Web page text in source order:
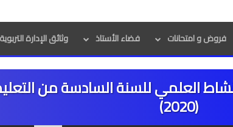
فروض و امتحانات فضاء الأستاذ وثائق الإدارة التربوية
العلمي للسنة السادسة من
(2020)